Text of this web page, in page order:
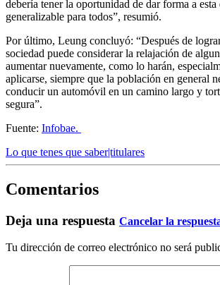
debería tener la oportunidad de dar forma a
generalizable para todos”, resumió.
Por último, Leung concluyó: “Después de
sociedad puede considerar la relajación de
aumentar nuevamente, como lo harán,
aplicarse, siempre que la población en general
conducir un automóvil en un camino largo y
segura”.
Fuente: Infobae.
Lo que tenes que saber|titulares
Comentarios
Deja una respuesta Cancelar la
Tu dirección de correo electrónico no será